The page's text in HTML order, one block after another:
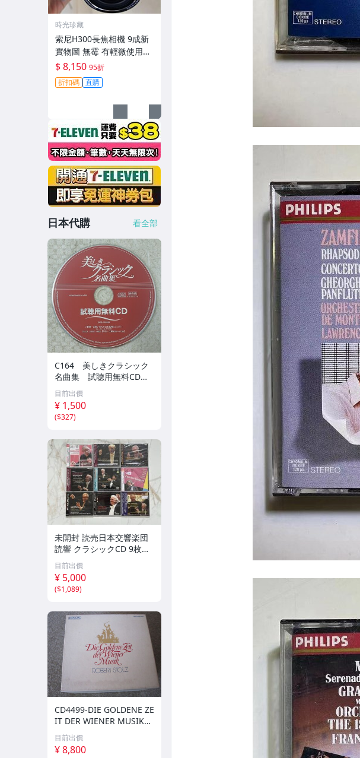
時光珍藏
索尼H300長焦相機 9成新
實物圖 無霉 有輕微使用痕
跡 機身鏡頭原裝 無拆修無
翻新-3430
$ 8,150 95折
折扣碼 直購
日本代購 看全部
C164 美しきクラシック
名曲集 試聴用無料CD
非売品 CD ジャケット
無し
目前出價
¥ 1,500
($327)
未開封 読売日本交響楽団
読響 クラシックCD 9枚セ
ット ライブ録音
目前出價
¥ 5,000
($1,089)
CD4499-DIE GOLDENE ZE
IT DER WIENER MUSIK
ウインナ・ワルツ大全集
BOX １２枚組
目前出價
¥ 8,800